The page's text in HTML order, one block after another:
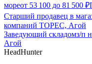
мореот 53 100 до 81 500 ₽
Старший продавец в
компаний ТОРЕС, Агой
Заведующий складомз/п
Агой
HeadHunter